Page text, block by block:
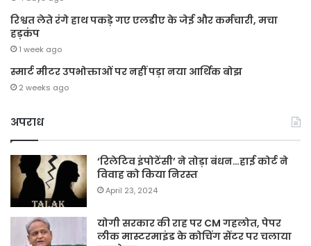
रिश्वत लेते रंगे हाथ पकड़े गए एलडीए के जेई और कर्मचारी, मचा
हड़कंप
1 week ago
स्मार्ट मीटर उपभोक्ताओं पर नहीं पड़ा नया आर्थिक बोझ
2 weeks ago
अपराध
‘रिलेटिव इंपोटेंसी’ ने तोड़ा बंधन…हाई कोर्ट ने
विवाह को किया निरस्त
April 23, 2024
योगी सरकार की राह पर CM गहलोत, पेपर
लीक मास्टरमाइंड के कोचिंग सेंटर पर चलाया